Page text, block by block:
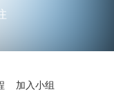
加入小组